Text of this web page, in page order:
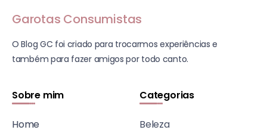
Garotas Consumistas
O Blog GC foi criado para trocarmos experiências e
também para fazer amigos por todo canto.
Sobre mim
Home
Categorias
Beleza